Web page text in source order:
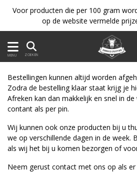
Voor producten die per 100 gram
op de website vermelde
MENU ZOEKEN
Bestellingen kunnen altijd worden
Zodra de bestelling klaar staat krijg je
Afreken kan dan makkelijk en snel in
contant als per pin.
Wij kunnen ook onze producten bij u
we op verschillende dagen in de week.
als wij het bij u komen bezorgen of
Neem gerust contact met ons op als